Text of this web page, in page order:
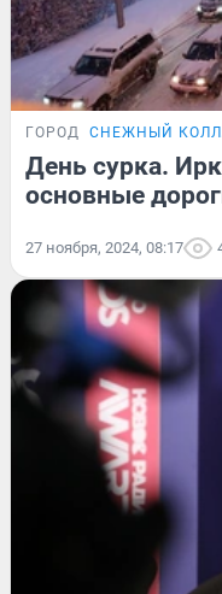
ГОРОД СНЕЖНЫЙ
День сурка.
основные
27 ноября, 2024, 08:17